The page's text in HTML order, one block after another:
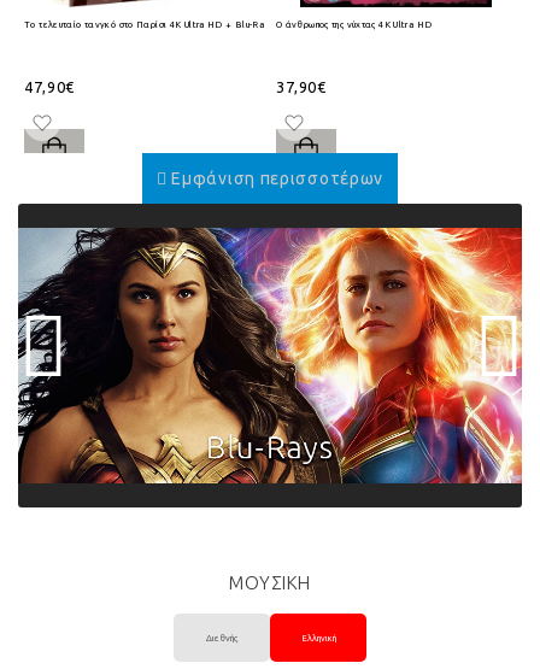
Το τελευταίο τανγκό στο Παρίσι 4K Ultra HD + Blu-Ray
47,90€
Ο άνθρωπος της νύχτας 4K Ultra HD
37,90€
ΜΟΥΣΙΚΗ
Διεθνής Ελληνική